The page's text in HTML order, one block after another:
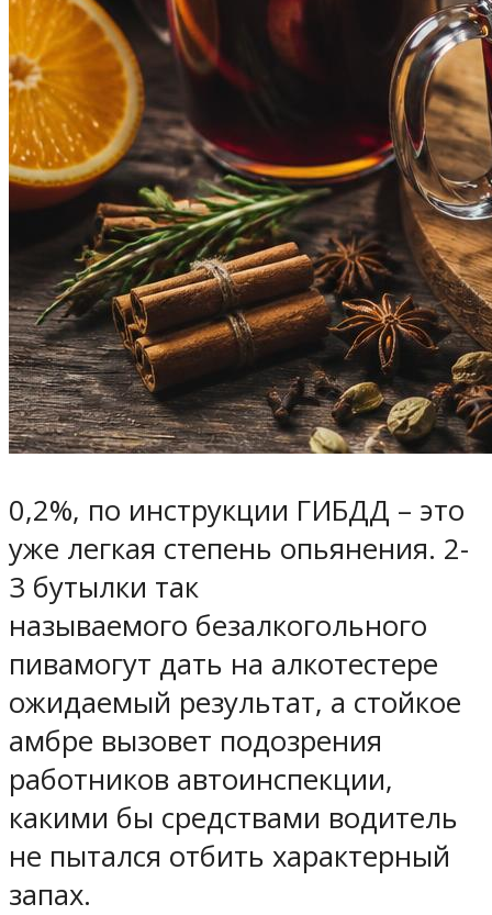
0,2%, по инструкции ГИБДД – это
уже легкая степень опьянения. 2-
3 бутылки так
называемого безалкогольного
пивамогут дать на алкотестере
ожидаемый результат, а стойкое
амбре вызовет подозрения
работников автоинспекции,
какими бы средствами водитель
не пытался отбить характерный
запах.